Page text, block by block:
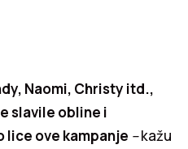
Naomi, Christy itd.,
slavile obline i
lice ove kampanje –kažu